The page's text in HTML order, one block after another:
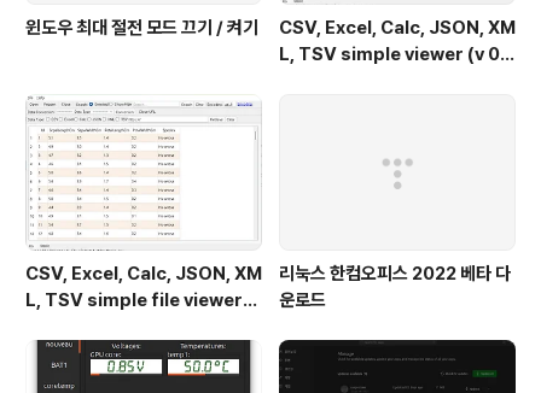
윈도우 최대 절전 모드 끄기 / 켜기
CSV, Excel, Calc, JSON, XM
L, TSV simple viewer (v 0.
CSV, Excel, Calc, JSON, XM
L, TSV simple file viewer
리눅스 한컴오피스 2022 베타 다
운로드